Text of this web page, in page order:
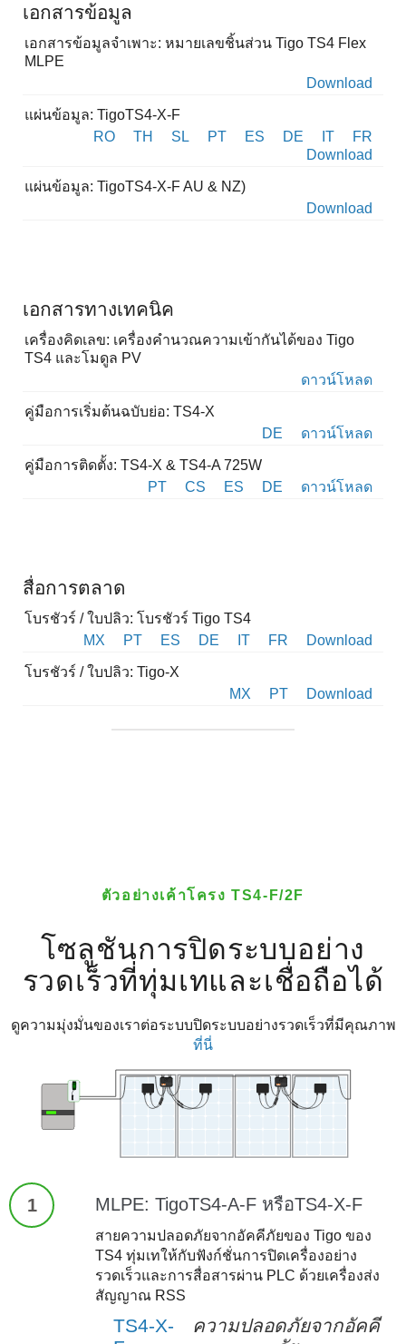
เอกสารข้อมูล
เอกสารข้อมูลจำเพาะ: หมายเลขชิ้นส่วน Tigo TS4 Flex
MLPE
Download
แผ่นข้อมูล: TigoTS4-X-F
RO
TH SL PT ES DE IT
FR
Download
แผ่นข้อมูล: TigoTS4-X-F AU & NZ)
Download
เอกสารทางเทคนิค
เครื่องคิดเลข: เครื่องคำนวณความเข้ากันได้ของ Tigo
TS4 และโมดูล PV
ดาวน์โหลด
คู่มือการเริ่มต้นฉบับย่อ: TS4-X
DE
ดาวน์โหลด
คู่มือการติดตั้ง: TS4-X & TS4-A 725W
PT
CS ES DE ดาวน์โหลด
สื่อการตลาด
โบรชัวร์ / ใบปลิว: โบรชัวร์ Tigo TS4
MX
PT ES DE IT FR Download
โบรชัวร์ / ใบปลิว: Tigo-X
MX
PT Download
ตัวอย่างเค้าโครง TS4-F/2F
โซลูชันการปิดระบบอย่าง
รวดเร็วที่ทุ่มเทและเชื่อถือได้
ดูความมุ่งมั่นของเราต่อระบบปิดระบบอย่างรวดเร็วที่มีคุณภาพ
ที่นี่
1 MLPE: TigoTS4-A-F หรือTS4-X-F
สายความปลอดภัยจากอัคคีภัยของ Tigo ของ
TS4 ทุ่มเทให้กับฟังก์ชั่นการปิดเครื่องอย่าง
รวดเร็วและการสื่อสารผ่าน PLC ด้วยเครื่องส่ง
สัญญาณ RSS
TS4-X-
ความปลอดภัยจากอัคคี